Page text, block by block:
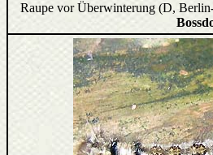
Raupe vor Überwinterung (D,